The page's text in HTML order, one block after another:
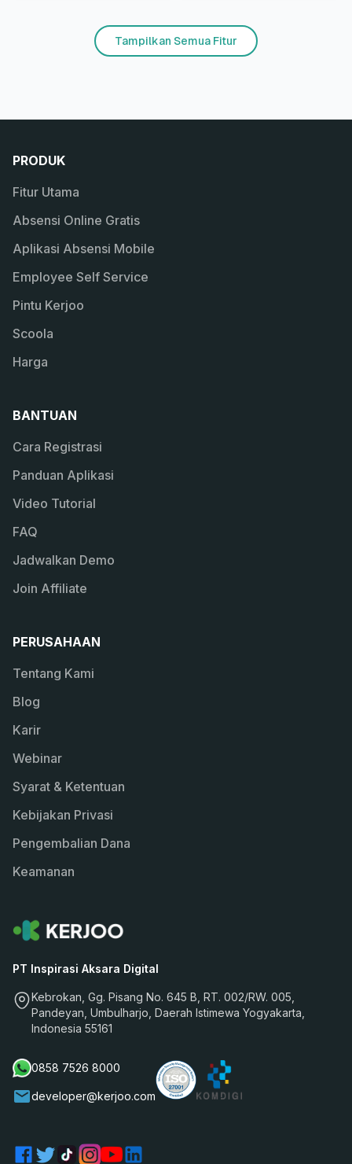
Tampilkan Semua Fitur
PRODUK
Fitur Utama
Absensi Online Gratis
Aplikasi Absensi Mobile
Employee Self Service
Pintu Kerjoo
Scoola
Harga
BANTUAN
Cara Registrasi
Panduan Aplikasi
Video Tutorial
FAQ
Jadwalkan Demo
Join Affiliate
PERUSAHAAN
Tentang Kami
Blog
Karir
Webinar
Syarat & Ketentuan
Kebijakan Privasi
Pengembalian Dana
Keamanan
PT Inspirasi Aksara Digital
Kebrokan, Gg. Pisang No. 645 B, RT. 002/RW. 005,
Pandeyan, Umbulharjo, Daerah Istimewa Yogyakarta,
Indonesia 55161
0858 7526 8000
developer@kerjoo.com